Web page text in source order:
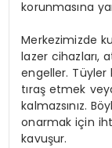
korunmasına
Merkezimizde
lazer cihazları,
engeller. Tüyler
tıraş etmek
kalmazsınız.
onarmak için
kavuşur.